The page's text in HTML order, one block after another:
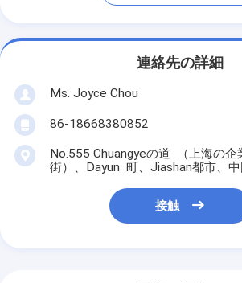
連絡先の詳細
Ms. Joyce Chou
86-18668380852
No.555 Chuangyeの道 （上海の企
街）、Dayun 町、Jiashan都市、中
接触